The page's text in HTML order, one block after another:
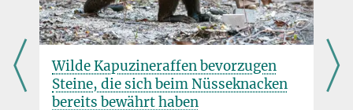
Drei Rätsel der Ozeane
19. JUNI 2026
Klima
Sozialwissenschaften